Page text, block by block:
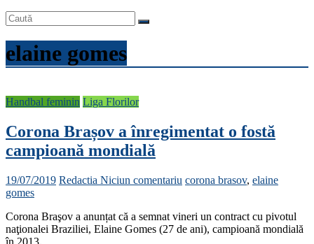
elaine gomes
Handbal feminin Liga Florilor
Corona Brașov a înregimentat o fostă
campioană mondială
19/07/2019 Redactia Niciun comentariu corona brasov, elaine
gomes
Corona Braşov a anunțat că a semnat vineri un contract cu pivotul
naţionalei Braziliei, Elaine Gomes (27 de ani), campioană mondială
în 2013.